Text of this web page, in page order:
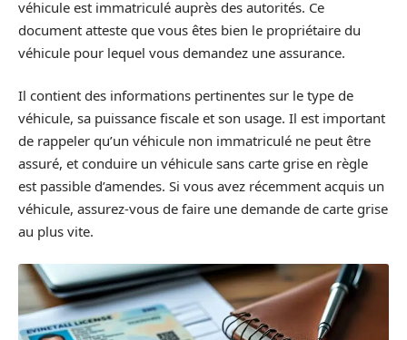
véhicule est immatriculé auprès des autorités. Ce
document atteste que vous êtes bien le propriétaire du
véhicule pour lequel vous demandez une assurance.
Il contient des informations pertinentes sur le type de
véhicule, sa puissance fiscale et son usage. Il est important
de rappeler qu’un véhicule non immatriculé ne peut être
assuré, et conduire un véhicule sans carte grise en règle
est passible d’amendes. Si vous avez récemment acquis un
véhicule, assurez-vous de faire une demande de carte grise
au plus vite.